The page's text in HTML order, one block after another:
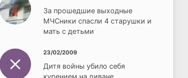
За прошедшие выходные
МЧСники спасли 4 старушки и
мать с детьми
23/02/2009
Дитя войны убило себя